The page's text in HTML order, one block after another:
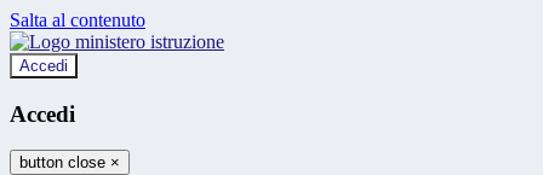
Salta al contenuto
Accedi
Accedi
button close ×